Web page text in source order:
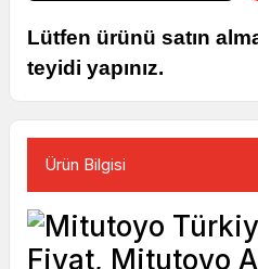
Lütfen ürünü satın
teyidi yapınız.
Ürün Bilgisi